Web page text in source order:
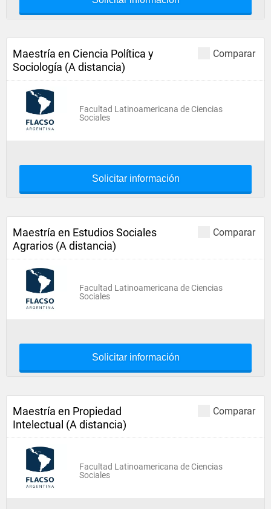
Comparar
Maestría en Ciencia Política y
Sociología (A distancia)
Facultad Latinoamericana de Ciencias
Sociales
Solicitar información
Comparar
Maestría en Estudios Sociales
Agrarios (A distancia)
Facultad Latinoamericana de Ciencias
Sociales
Solicitar información
Comparar
Maestría en Propiedad
Intelectual (A distancia)
Facultad Latinoamericana de Ciencias
Sociales